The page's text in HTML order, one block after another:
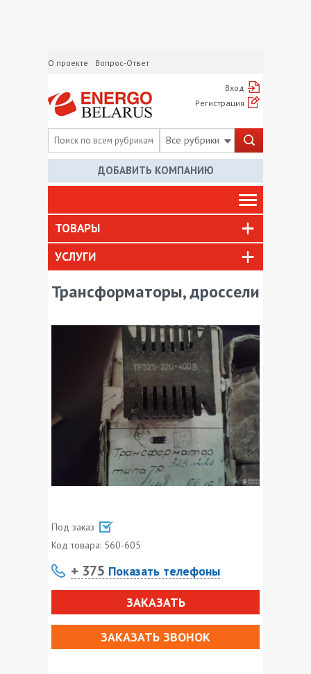
О проекте Вопрос-Ответ
Вход
Регистрация
Все рубрики
ДОБАВИТЬ КОМПАНИЮ
ТОВАРЫ
УСЛУГИ
Трансформаторы, дроссели
Под заказ
Код товара: 560-605
+ 375 Показать телефоны
ЗАКАЗАТЬ
ЗАКАЗАТЬ ЗВОНОК